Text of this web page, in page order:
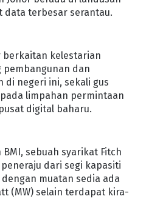
data terbesar serantau.
berkaitan kelestarian
pembangunan dan
di negeri ini, sekali gus
limpahan permintaan
digital baharu.
sebuah syarikat Fitch
dari segi kapasiti
muatan sedia ada
(MW) selain terdapat kira-